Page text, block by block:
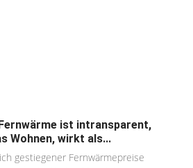
ist intransparent,
Wohnen, wirkt als...
gestiegener Fernwärmepreise